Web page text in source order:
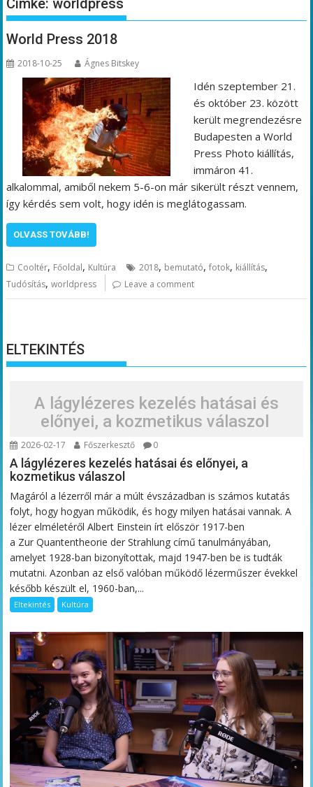
Címke:worldpress
World Press 2018
2018-10-25 Ágnes Bitskey
Idén szeptember 21.
és október 23. között
került megrendezésre
Budapesten a World
Press Photo kiállítás,
immáron 41.
alkalommal, amiből nekem 5-6-on már sikerült részt vennem,
így kérdés sem volt, hogy idén is meglátogassam.
OLVASS TOVÁBB!
Cooltér, Főoldal, Kultúra 2018, bemutató,fotok, kiállítás,
Tudósítás,worldpress Leave a comment
ELTEKINTÉS
A lágylézeres kezelés hatásai és
előnyei, a kozmetikus válaszol
2026-02-17 Főszerkesztő 0
A lágylézeres kezelés hatásai és előnyei, a
kozmetikus válaszol
Magáról a lézerről már a múlt évszázadban is számos kutatás
folyt, hogy hogyan működik, és hogy milyen hatásai vannak. A
lézer elméletéről Albert Einstein írt először 1917-ben
a Zur Quantentheorie der Strahlung című tanulmányában,
amelyet 1928-ban bizonyítottak, majd 1947-ben be is tudták
mutatni. Azonban az első valóban működő lézerműszer évekkel
később készült el, 1960-ban,...
Eltekintés Kultúra